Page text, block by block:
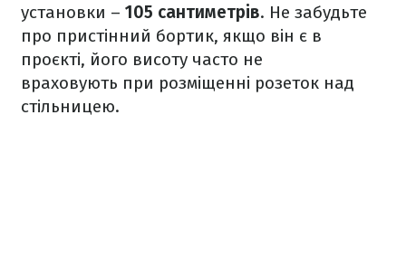
установки – 105 сантиметрів. Не забудьте
про пристінний бортик, якщо він є в
проєкті, його висоту часто не
враховують при розміщенні розеток над
стільницею.